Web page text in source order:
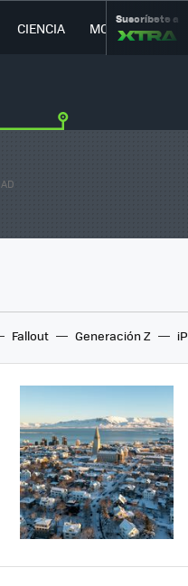
CIENCIA MOVILIDAD
Suscríbete a
Fallout Generación Z